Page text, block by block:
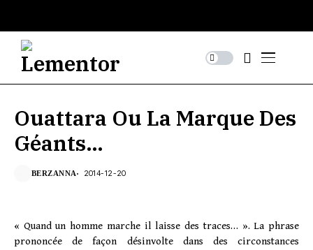
Ouattara Ou La Marque Des
Géants…
BERZANNA 2014-12-20
« Quand un homme marche il laisse des traces… ». La phrase
prononcée de façon désinvolte dans des circonstances